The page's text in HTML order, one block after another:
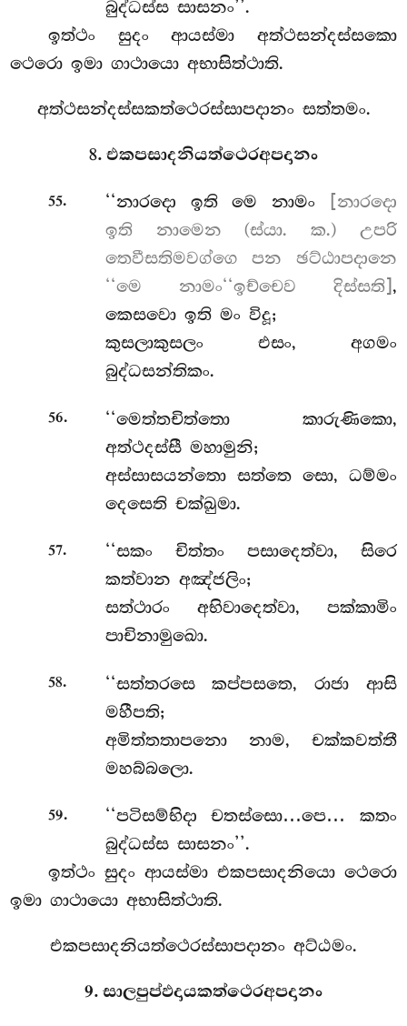
බුද්ධස්ස සාසනං’’.
ඉත්ථං සුදං ආයස්මා අත්ථසන්දස්සකො
ථෙරො ඉමා ගාථායො අභාසිත්ථාති.
අත්ථසන්දස්සකත්ථෙරස්සාපදානං සත්තමං.
8. එකපසාදනියත්ථෙරඅපදානං
55. ‘‘නාරදො ඉති මෙ නාමං
[නාරදො
ඉති නාමෙන (ස්යා. ක.) උපරි
තෙවීසතිමවග්ගෙ පන ඡට්ඨාපදානෙ
‘‘මෙ නාමං‘‘ඉච්චෙව දිස්සති] ,
කෙසවො ඉති මං විදූ;
කුසලාකුසලං එසං, අගමං
බුද්ධසන්තිකං.
56.
‘‘මෙත්තචිත්තො කාරුණිකො,
අත්ථදස්සී මහාමුනි;
අස්සාසයන්තො සත්තෙ සො, ධම්මං
දෙසෙති චක්ඛුමා.
57. ‘‘සකං චිත්තං පසාදෙත්වා, සිරෙ
කත්වාන අඤ්ජලිං;
සත්ථාරං අභිවාදෙත්වා, පක්කාමිං
පාචිනාමුඛො.
58. ‘‘සත්තරසෙකප්පසතෙ, රාජා ආසි
මහීපති;
අමිත්තතාපනො නාම, චක්කවත්තී
මහබ්බලො.
59.
‘‘පටිසම්භිදා චතස්සො…පෙ… කතං
බුද්ධස්ස සාසනං’’.
ඉත්ථං සුදං ආයස්මා එකපසාදනියො ථෙරො
ඉමා ගාථායො අභාසිත්ථාති.
එකපසාදනියත්ථෙරස්සාපදානං අට්ඨමං.
9. සාලපුප්ඵදායකත්ථෙරඅපදානං